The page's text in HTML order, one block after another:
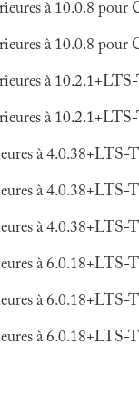
à 10.0.8 pour
à 10.0.8
à
à
à
à
à
à
à
à